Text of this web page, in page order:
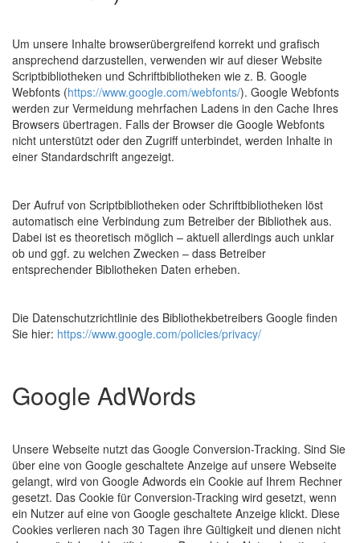
Um unsere Inhalte browserübergreifend korrekt und grafisch
ansprechend darzustellen, verwenden wir auf dieser Website
Scriptbibliotheken und Schriftbibliotheken wie z. B. Google
Webfonts (https://www.google.com/webfonts/). Google Webfonts
werden zur Vermeidung mehrfachen Ladens in den Cache Ihres
Browsers übertragen. Falls der Browser die Google Webfonts
nicht unterstützt oder den Zugriff unterbindet, werden Inhalte in
einer Standardschrift angezeigt.
Der Aufruf von Scriptbibliotheken oder Schriftbibliotheken löst
automatisch eine Verbindung zum Betreiber der Bibliothek aus.
Dabei ist es theoretisch möglich – aktuell allerdings auch unklar
ob und ggf. zu welchen Zwecken – dass Betreiber
entsprechender Bibliotheken Daten erheben.
Die Datenschutzrichtlinie des Bibliothekbetreibers Google finden
Sie hier: https://www.google.com/policies/privacy/
Google AdWords
Unsere Webseite nutzt das Google Conversion-Tracking. Sind Sie
über eine von Google geschaltete Anzeige auf unsere Webseite
gelangt, wird von Google Adwords ein Cookie auf Ihrem Rechner
gesetzt. Das Cookie für Conversion-Tracking wird gesetzt, wenn
ein Nutzer auf eine von Google geschaltete Anzeige klickt. Diese
Cookies verlieren nach 30 Tagen ihre Gültigkeit und dienen nicht